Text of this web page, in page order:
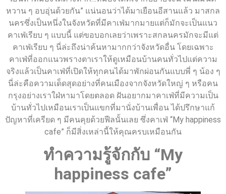
หวาน ๆ อบอุ่นด้วยกัน” แน่นอนว่าได้มาเยือนอีสานแล้ว มาสกล
นครซึ่งเป็นหนึ่งในจังหวัดที่มีคาเฟ่มากมายแต่ก็มักจะเป็นแนว
คาเฟ่เรียบ ๆ แบบนี้ แต่ขอบอกเลยว่าเพราะสกลนครมักจะมีแต่
คาเฟ่เรียบ ๆ นี่ล่ะถึงน่าค้นหามากกว่าจังหวัดอื่น โดยเฉพาะ
คาเฟ่ที่ออกแนวพรางตาเราให้ดูเหมือนบ้านคนทั่วไปแต่ความ
จริงแล้วเป็นคาเฟ่ที่เปิดให้ทุกคนได้มาพักผ่อนกันแบบพี่ ๆ น้อง ๆ
นี่ล่ะคือความเด็ดสุดอย่างที่คนเมืองจากจังหวัดใหญ่ ๆ หรือคน
กรุงอย่างเราใฝ่หามาโดยตลอด ฝันอยากมาคาเฟ่ที่มีความเป็น
บ้านทั่วไปเหมือนเราเป็นแขกที่มานั่งบ้านเพื่อน ได้ปรึกษาแก้
ปัญหาที่เครียด ๆ มีคนคุยด้วยฟีลนั้นเลย ซึ่งคาเฟ่ “My happiness
cafe” ก็มีสิ่งเหล่านี้ให้คุณครบเหมือนกัน
ทำความรู้จักกับ “My
happiness cafe”